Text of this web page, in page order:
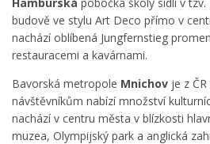
budově ve stylu Art Deco přímo v
nachází oblíbená Jungfernstieg
restauracemi a kavárnami.
Bavorská metropole Mnichov je z
návštěvníkům nabízí množství
nachází v centru města v blízkosti
muzea, Olympijský park a anglická